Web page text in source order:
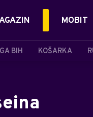
BIH KOŠARKA
MOBIT